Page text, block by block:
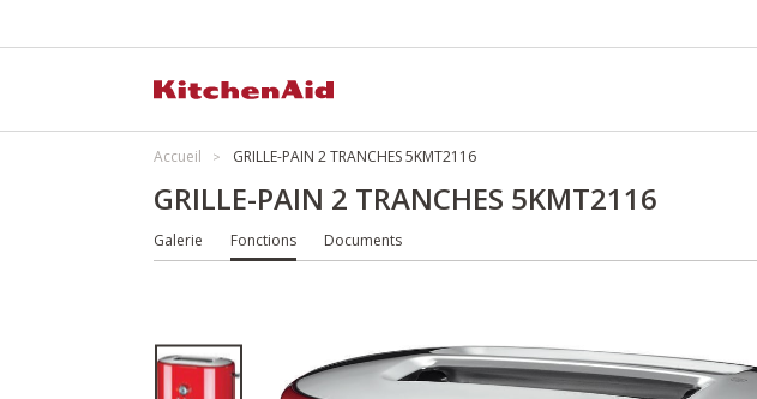
Accueil GRILLE-PAIN 2 TRANCHES 5KMT2116
GRILLE-PAIN 2 TRANCHES 5KMT2116
Galerie Fonctions Documents